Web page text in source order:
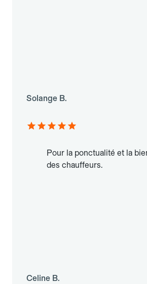
Solange B.
Pour la ponctualité et la
des chauffeurs.
Celine B.